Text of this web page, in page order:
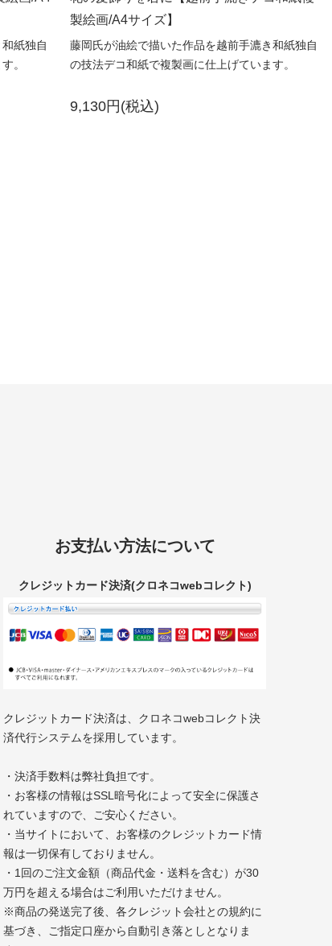
紙独自
。
製絵画/A4サイズ】
藤岡氏が油絵で描いた作品を越前手漉き和紙独自
の技法デコ和紙で複製画に仕上げています。
9,130円(税込)
お支払い方法について
クレジットカード決済(クロネコwebコレクト)
クレジットカード決済は、クロネコwebコレクト決
済代行システムを採用しています。
・決済手数料は弊社負担です。
・お客様の情報はSSL暗号化によって安全に保護さ
れていますので、ご安心ください。
・当サイトにおいて、お客様のクレジットカード情
報は一切保有しておりません。
・1回のご注文金額（商品代金・送料を含む）が30
万円を超える場合はご利用いただけません。
※商品の発送完了後、各クレジット会社との規約に
基づき、ご指定口座から自動引き落としとなりま